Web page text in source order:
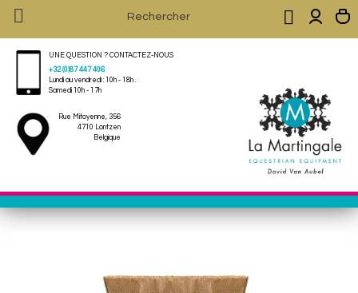
 
UNE QUESTION ? CONTACTEZ-NOUS
+32 (0)87 447 406
Lundi au vendredi : 10h - 18h .
Samedi 10h - 17h
Rue Mitoyenne, 356
4710 Lontzen
Belgique